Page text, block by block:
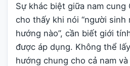
Sự khác biệt giữa nam cung
cho thấy khi nói “người sinh
hướng nào”, cần biết giới
được áp dụng. Không thể
hướng chung cho cả nam và